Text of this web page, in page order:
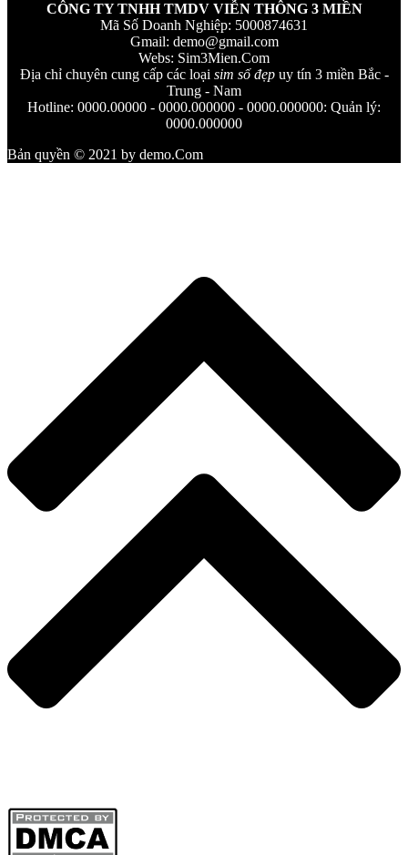
CÔNG TY TNHH TMDV VIỄN THÔNG 3 MIỀN
Mã Số Doanh Nghiệp: 5000874631
Gmail: demo@gmail.com
Webs: Sim3Mien.Com
Địa chỉ chuyên cung cấp các loại sim số đẹpuy tín 3 miền Bắc -
Trung - Nam
Hotline: 0000.00000 - 0000.000000 - 0000.000000: Quản lý:
0000.000000
Bản quyền © 2021 by demo.Com